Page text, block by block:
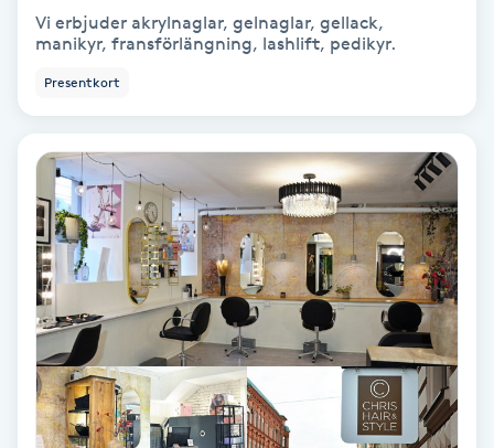
Tandblekning
Tandläkare
Tatuering
Tatueringsborttagning
Terapi
Thaimassage
Toning
Vi erbjuder akrylnaglar, gelnaglar, gellack,
manikyr, fransförlängning, lashlift, pedikyr.
Presentkort